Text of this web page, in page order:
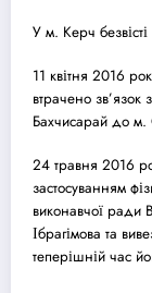
У м. Керч
11 квітня 2016
втрачено
Бахчисарай до
24 травня 2016
застосуванням
виконавчої ради
Ібрагімова та
теперішній час